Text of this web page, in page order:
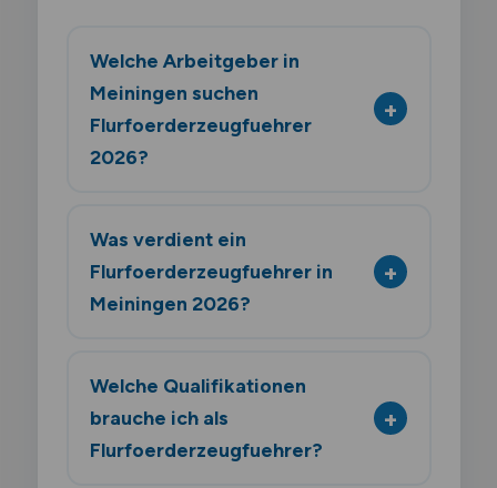
Welche Arbeitgeber in
Meiningen suchen
Flurfoerderzeugfuehrer
2026?
Was verdient ein
Flurfoerderzeugfuehrer in
Meiningen 2026?
Welche Qualifikationen
brauche ich als
Flurfoerderzeugfuehrer?